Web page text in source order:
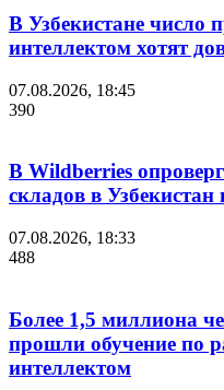
В Узбекистане число
интеллектом хотят
07.08.2026, 18:45
390
В Wildberries
складов в
07.08.2026, 18:33
488
Более 1,5 миллиона
прошли обучение по
интеллектом